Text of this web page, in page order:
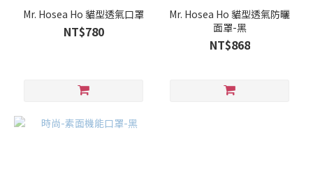
Mr. Hosea Ho 貓型透氣口罩
NT$780
Mr. Hosea Ho 貓型透氣防曬
面罩-黑
NT$868